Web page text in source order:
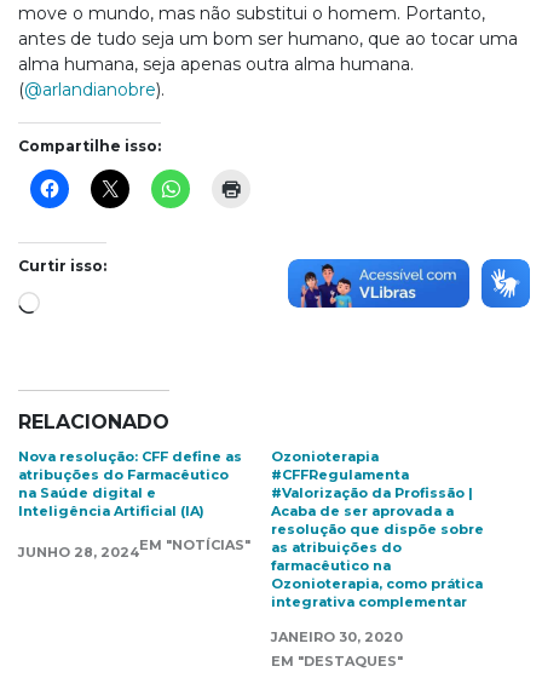
move o mundo, mas não substitui o homem. Portanto,
antes de tudo seja um bom ser humano, que ao tocar uma
alma humana, seja apenas outra alma humana.
(@arlandianobre).
Compartilhe isso:
Curtir isso:
Carregando...
RELACIONADO
Nova resolução: CFF define as
atribuções do Farmacêutico
na Saúde digital e
Inteligência Artificial (IA)
JUNHO 28, 2024EM "NOTÍCIAS"
Ozonioterapia
#CFFRegulamenta
#Valorização da Profissão |
Acaba de ser aprovada a
resolução que dispõe sobre
as atribuições do
farmacêutico na
Ozonioterapia, como prática
integrativa complementar
JANEIRO 30, 2020
EM "DESTAQUES"